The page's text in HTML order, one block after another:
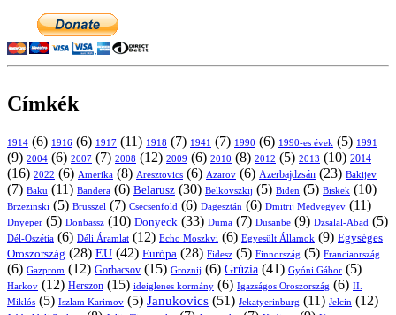
Címkék
1914 (6) 1916 (6) 1917 (11) 1918 (7) 1941 (7) 1990 (6) 1990-es évek (5) 1991
(9) 2004 (6) 2007 (7) 2008 (12) 2009 (6) 2010 (8) 2012 (5) 2013 (10) 2014
(16) 2022 (6) Amerika (8) Aresztovics (6) Azarov (6) Azerbajdzsán (23) Bakijev
(7) Baku (11) Bandera (6) Belarusz (30) Belkovszkij (5) Biden (5) Biskek (10)
Brzezinski (5) Brüsszel (7) Csecsenföld (6) Dagesztán (6) Dmitrij Medvegyev (11)
Dnyeper (5) Donbassz (10) Donyeck (33) Duma (7) Dusanbe (9) Dzsalal-Abad (5)
Dél-Oszétia (6) Déli Áramlat (12) Echo Moszkvi (6) Egyesült Államok (9) Egységes
Oroszország (28) EU (42) Európa (28) Fidesz (5) Finnország (5) Franciaország
(6) Gazprom (12) Gorbacsov (15) Groznij (6) Grúzia (41) Gyóni Gábor (5)
Harkov (12) Herszon (15) ideiglenes kormány (6) Igazságos Oroszország (6) II.
Miklós (5) Iszlam Karimov (5) Janukovics (51) Jekatyerinburg (11) Jelcin (12)